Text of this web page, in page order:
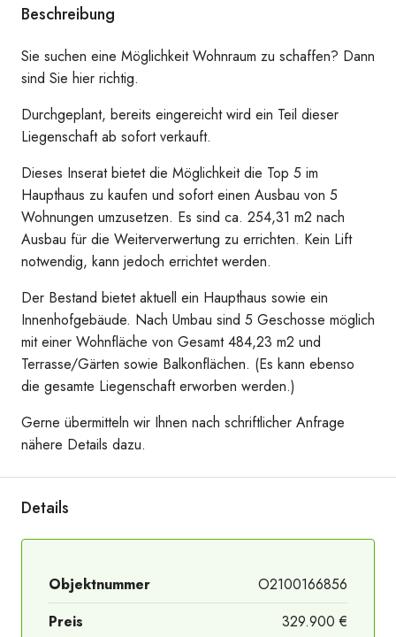
Beschreibung
Sie suchen eine Möglichkeit Wohnraum zu schaffen? Dann
sind Sie hier richtig.
Durchgeplant, bereits eingereicht wird ein Teil dieser
Liegenschaft ab sofort verkauft.
Dieses Inserat bietet die Möglichkeit die Top 5 im
Haupthaus zu kaufen und sofort einen Ausbau von 5
Wohnungen umzusetzen. Es sind ca. 254,31 m2 nach
Ausbau für die Weiterverwertung zu errichten. Kein Lift
notwendig, kann jedoch errichtet werden.
Der Bestand bietet aktuell ein Haupthaus sowie ein
Innenhofgebäude. Nach Umbau sind 5 Geschosse möglich
mit einer Wohnfläche von Gesamt 484,23 m2 und
Terrasse/Gärten sowie Balkonflächen. (Es kann ebenso
die gesamte Liegenschaft erworben werden.)
Gerne übermitteln wir Ihnen nach schriftlicher Anfrage
nähere Details dazu.
Details
Objektnummer
O2100166856
Preis
329.900 €